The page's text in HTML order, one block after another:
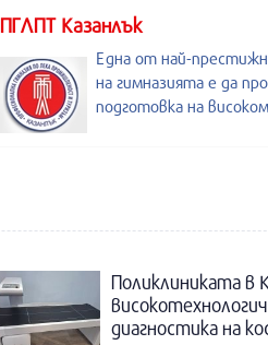
ПГЛПТ Казанлък
Една от най-
на гимназията е да
подготовка на
Поликлиниката в
диагностика на